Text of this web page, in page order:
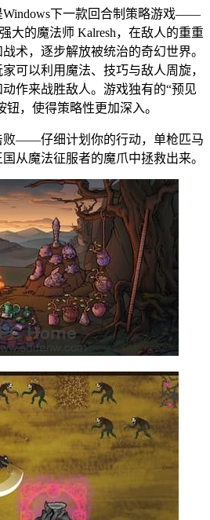
Windows下一款回合制策略游戏——
大的魔法师 Kalresh，在敌人的重重
术，逐步解放被统治的奇幻世界。
可以利用魔法、技巧与敌人周旋，
作来战胜敌人。游戏独有的“预见
钮，使得策略性更加深入。
败——仔细计划你的行动，单枪匹马
从魔法征服者的魔爪中拯救出来。